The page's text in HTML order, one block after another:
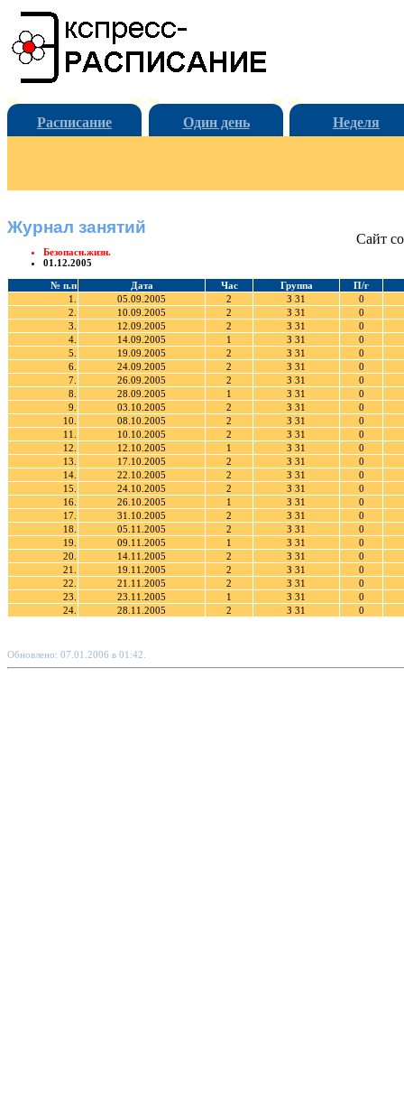
Расписание Один день Неделя
Журнал занятий
Безопасн.жизн.
01.12.2005
№ п.п Дата Час Группа
П/г
1.
05.09.2005 2 З 31
0
2.
10.09.2005 2 З 31
0
3.
12.09.2005 2 З 31
0
4.
14.09.2005 1 З 31
0
5.
19.09.2005 2 З 31
0
6.
24.09.2005 2 З 31
0
7.
26.09.2005 2 З 31
0
8.
28.09.2005 1 З 31
0
9.
03.10.2005 2 З 31
0
10.
08.10.2005 2 З 31
0
11.
10.10.2005 2 З 31
0
12.
12.10.2005 1 З 31
0
13.
17.10.2005 2 З 31
0
14.
22.10.2005 2 З 31
0
15.
24.10.2005 2 З 31
0
16.
26.10.2005 1 З 31
0
17.
31.10.2005 2 З 31
0
18.
05.11.2005 2 З 31
0
19.
09.11.2005 1 З 31
0
20.
14.11.2005 2 З 31
0
21.
19.11.2005 2 З 31
0
22.
21.11.2005 2 З 31
0
23.
23.11.2005 1 З 31
0
24.
28.11.2005 2 З 31 0
Обновлено: 07.01.2006 в 01:42.
Сайт